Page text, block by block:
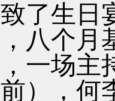
了生日
八个月
一场主
），何